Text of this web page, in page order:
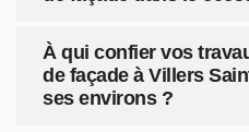
À qui confier vos
de façade à Villers
ses environs ?